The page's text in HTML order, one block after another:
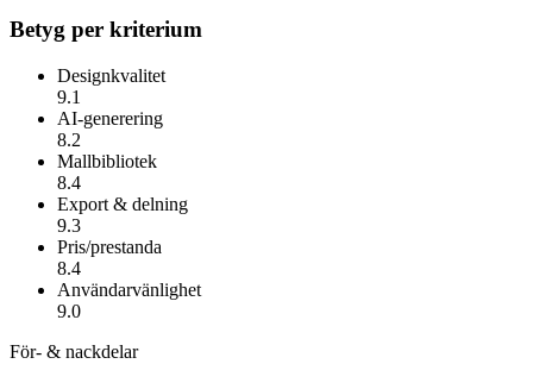
Betyg per kriterium
Designkvalitet
9.1
AI-generering
8.2
Mallbibliotek
8.4
Export & delning
9.3
Pris/prestanda
8.4
Användarvänlighet
9.0
För- & nackdelar